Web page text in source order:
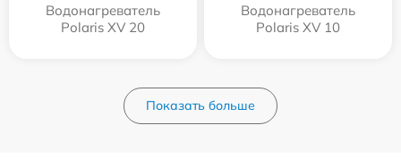
Водонагреватель
Polaris XV 20
Водонагреватель
Polaris XV 10
Показать больше